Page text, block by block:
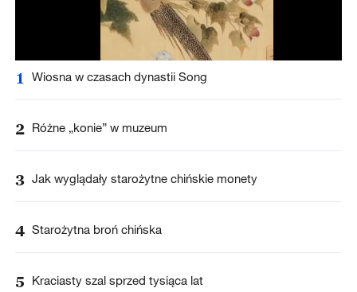
1 Wiosna w czasach dynastii Song
2 Różne „konie” w muzeum
3 Jak wyglądały starożytne chińskie monety
4 Starożytna broń chińska
5 Kraciasty szal sprzed tysiąca lat